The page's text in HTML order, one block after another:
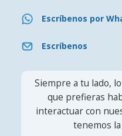
Escríbenos por
Escríbenos
Siempre a tu lado,
que prefieras
interactuar con
tenemos